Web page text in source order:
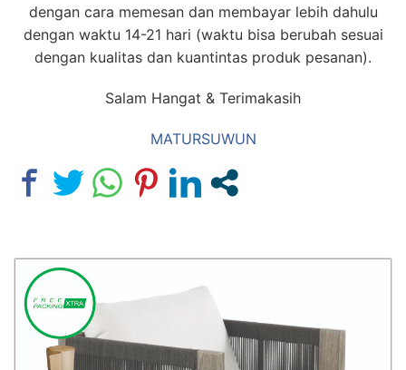
dengan cara memesan dan membayar lebih dahulu
dengan waktu 14-21 hari (waktu bisa berubah sesuai
dengan kualitas dan kuantintas produk pesanan).
Salam Hangat & Terimakasih
MATURSUWUN